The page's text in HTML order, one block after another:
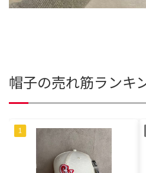
帽子の売れ筋ランキ